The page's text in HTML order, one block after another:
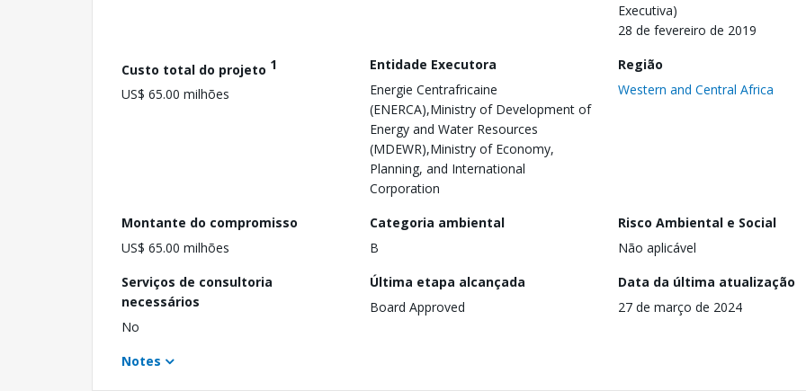
Executiva)
28 de fevereiro de 2019
Custo total do projeto 1
US$ 65.00 milhões
Entidade Executora
Energie Centrafricaine
(ENERCA),Ministry of Development of
Energy and Water Resources
(MDEWR),Ministry of Economy,
Planning, and International
Corporation
Região
Western and Central Africa
Montante do compromisso
US$ 65.00 milhões
Categoria ambiental
B
Risco Ambiental e Social
Não aplicável
Serviços de consultoria
necessários
No
Última etapa alcançada
Board Approved
Data da última atualização
27 de março de 2024
Notes